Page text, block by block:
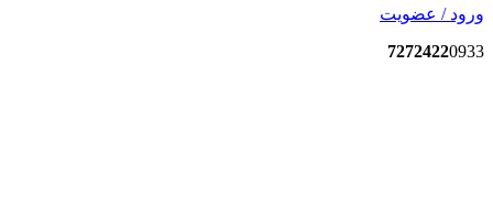
ورود / عضویت
72724220933